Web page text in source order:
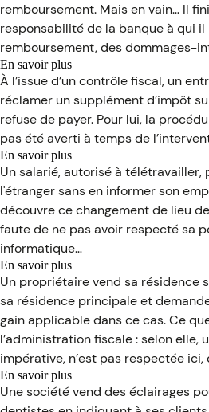
d’un
client
réclame
le
remboursement
d’un
virement
à
sa
banque…
remboursement. Mais en vain… Il
responsabilité de la banque à qui
remboursement, des dommages-
En savoir plus
sur
C’est
l’histoire
d’un
entrepreneur
pour
qui,
avant
l’heure,
ce
n’est
pas
l’heure…
À l’issue d’un contrôle fiscal, un
réclamer un supplément d’impôt
refuse de payer. Pour lui, la
pas été averti à temps de
En savoir plus
sur
C’est
l’histoire
d’un
employeur
pour
qui
télétravailler
loin,
c’est
aller
trop
loin…
Un salarié, autorisé à télétravailler,
l'étranger sans en informer son
découvre ce changement de lieu
faute de ne pas avoir respecté sa
informatique…
En savoir plus
sur
C’est
l’histoire
d’un
propriétaire
de
sa
résidence
principale…
qui
Un propriétaire vend sa résidence
sa résidence principale et
gain applicable dans ce cas. Ce
l’administration fiscale : selon elle,
impérative, n’est pas respectée
En savoir plus
sur
C’est
Une société vend des éclairages